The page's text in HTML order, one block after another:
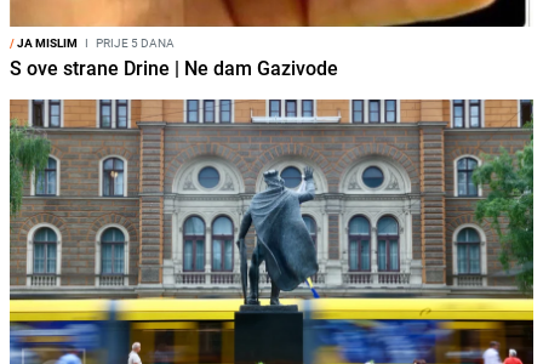
/JA MISLIM I PRIJE 5 DANA
S ove strane Drine | Ne dam Gazivode